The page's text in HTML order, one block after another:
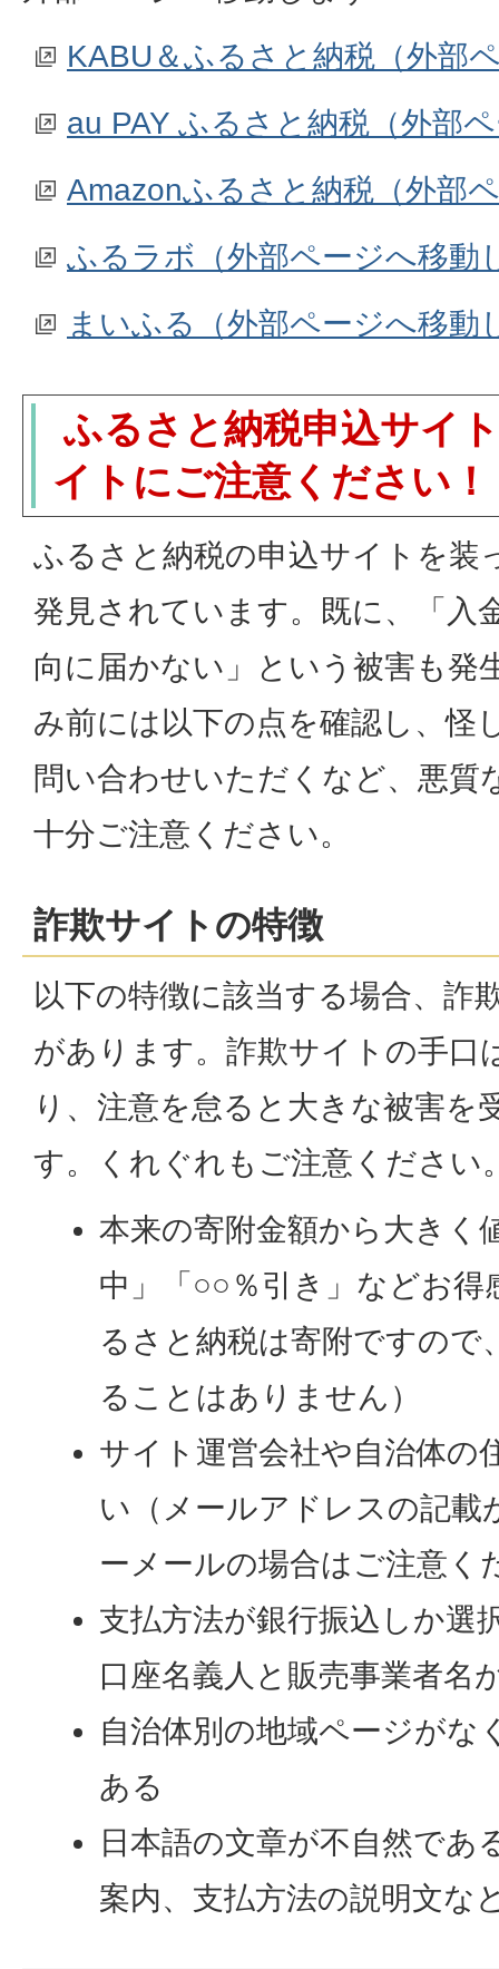
KABU＆ふるさと納税（外部
au PAY ふるさと納税（外部
Amazonふるさと納税（外部
ふるラボ（外部ページへ移動
まいふる（外部ページへ移動
ふるさと納税申込サイ
イトにご注意ください！
ふるさと納税の申込サイトを装
発見されています。既に、「入
向に届かない」という被害も発
み前には以下の点を確認し、怪
問い合わせいただくなど、悪質
十分ご注意ください。
詐欺サイトの特徴
以下の特徴に該当する場合、詐
があります。詐欺サイトの手口
り、注意を怠ると大きな被害を
す。くれぐれもご注意ください
本来の寄附金額から大きく
中」「○○％引き」などお
るさと納税は寄附ですので
ることはありません）
サイト運営会社や自治体の
い（メールアドレスの記載
ーメールの場合はご注意く
支払方法が銀行振込しか選
口座名義人と販売事業者名
自治体別の地域ページがな
ある
日本語の文章が不自然であ
案内、支払方法の説明文な